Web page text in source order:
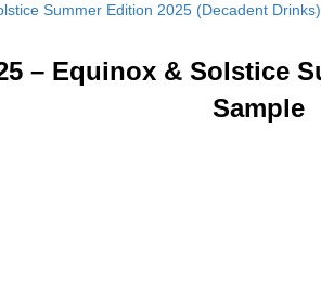
Summer Edition 2025 (Decadent
– Equinox & Solstice
Sample